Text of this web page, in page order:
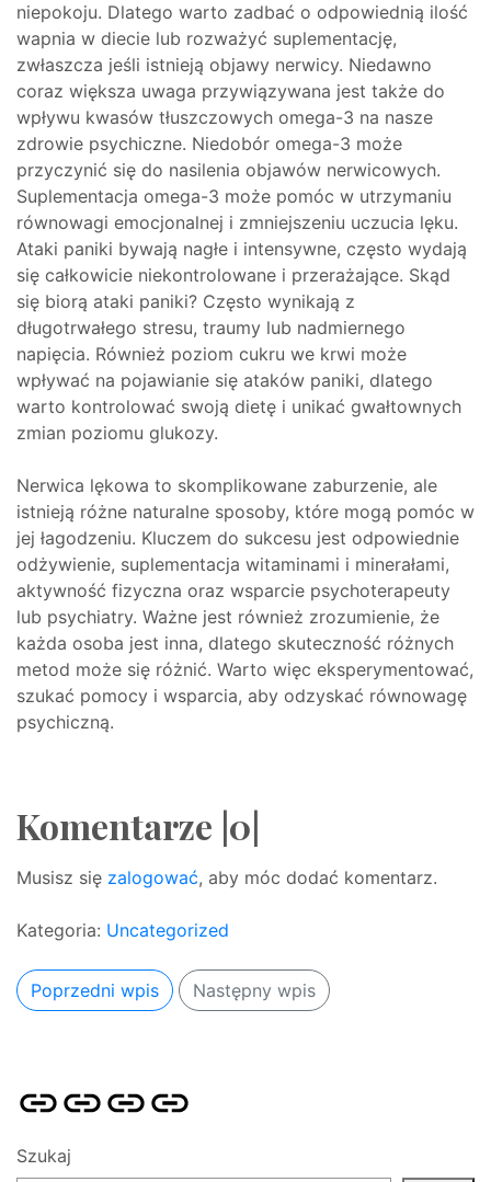
niepokoju. Dlatego warto zadbać o odpowiednią ilość
wapnia w diecie lub rozważyć suplementację,
zwłaszcza jeśli istnieją objawy nerwicy. Niedawno
coraz większa uwaga przywiązywana jest także do
wpływu kwasów tłuszczowych omega-3 na nasze
zdrowie psychiczne. Niedobór omega-3 może
przyczynić się do nasilenia objawów nerwicowych.
Suplementacja omega-3 może pomóc w utrzymaniu
równowagi emocjonalnej i zmniejszeniu uczucia lęku.
Ataki paniki bywają nagłe i intensywne, często wydają
się całkowicie niekontrolowane i przerażające. Skąd
się biorą ataki paniki? Często wynikają z
długotrwałego stresu, traumy lub nadmiernego
napięcia. Również poziom cukru we krwi może
wpływać na pojawianie się ataków paniki, dlatego
warto kontrolować swoją dietę i unikać gwałtownych
zmian poziomu glukozy.
Nerwica lękowa to skomplikowane zaburzenie, ale
istnieją różne naturalne sposoby, które mogą pomóc w
jej łagodzeniu. Kluczem do sukcesu jest odpowiednie
odżywienie, suplementacja witaminami i minerałami,
aktywność fizyczna oraz wsparcie psychoterapeuty
lub psychiatry. Ważne jest również zrozumienie, że
każda osoba jest inna, dlatego skuteczność różnych
metod może się różnić. Warto więc eksperymentować,
szukać pomocy i wsparcia, aby odzyskać równowagę
psychiczną.
Komentarze |0|
Musisz się zalogować, aby móc dodać komentarz.
Kategoria: Uncategorized
Poprzedni wpis Następny wpis
Strona
główna
Pozycjonowanie
Stron
SKLEP
SEO
BLOG
Szukaj